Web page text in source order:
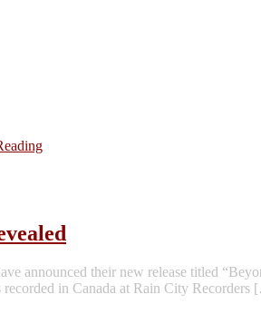
announced their new release titled
in Canada at Rain City Recorders